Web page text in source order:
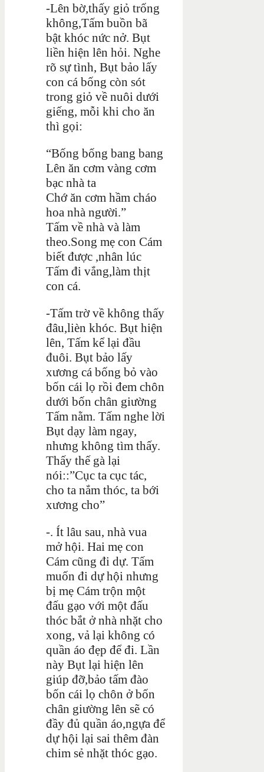
-Lên bờ,thấy giỏ trống
không,Tấm buồn bã
bật khóc nức nở. Bụt
liền hiện lên hỏi. Nghe
rõ sự tình, Bụt bảo lấy
con cá bống còn sót
trong giỏ về nuôi dưới
giếng, mỗi khi cho ăn
thì gọi:
“Bống bống bang bang
Lên ăn cơm vàng cơm
bạc nhà ta
Chớ ăn cơm hầm cháo
hoa nhà người.”
Tấm về nhà và làm
theo.Song mẹ con Cám
biết được ,nhân lúc
Tấm đi vắng,làm thịt
con cá.
-Tấm trờ về không thấy
đâu,lièn khóc. Bụt hiện
lên, Tấm kể lại đầu
đuôi. Bụt bảo lấy
xương cá bống bỏ vào
bốn cái lọ rồi đem chôn
dưới bốn chân giường
Tấm nằm. Tấm nghe lời
Bụt dạy làm ngay,
nhưng không tìm thấy.
Thấy thế gà lại
nói::”Cục ta cục tác,
cho ta nắm thóc, ta bới
xương cho”
-. Ít lâu sau, nhà vua
mở hội. Hai mẹ con
Cám cũng đi dự. Tấm
muốn đi dự hội nhưng
bị mẹ Cám trộn một
đấu gạo với một đấu
thóc bắt ở nhà nhặt cho
xong, vả lại không có
quần áo đẹp để đi. Lần
này Bụt lại hiện lên
giúp đỡ,bảo tấm đào
bốn cái lọ chôn ở bốn
chân giường lên sẽ có
đầy đủ quần áo,ngựa để
dự hội lại sai thêm đàn
chim sẻ nhặt thóc gạo.